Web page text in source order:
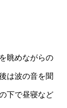
眺めながらの
は波の音を聞
下で昼寝など